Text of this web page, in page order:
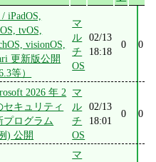
iPadOS,
tvOS,
visionOS,
更新版公開
等）
マ
ル
チ
OS
02/13
18:18
0 0
2026 年 2
セキュリティ
プログラム
) 公開
マ
ル
チ
OS
02/13
18:01
0 0
マ